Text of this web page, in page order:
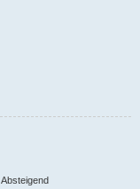
Absteigend